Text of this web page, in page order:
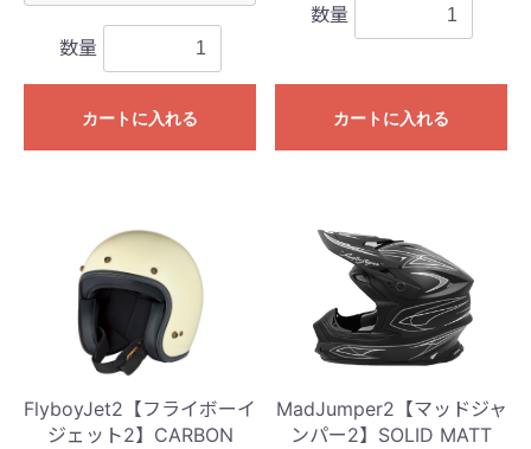
数量
カートに入れる
数量
カートに入れる
FlyboyJet2【フライボーイ
ジェット2】CARBON
MadJumper2【マッドジャ
ンパー2】SOLID MATT